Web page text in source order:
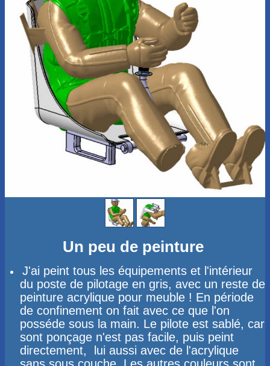
Un peu de peinture
J'ai peint tous les équipements et l'intérieur
du poste de pilotage en gris, avec un reste de
peinture acrylique pour meuble ! En période
de confinement on fait avec ce que l'on
posséde sous la main. Le pilote est sablé, car
sont ponçage n'est pas facile, puis peint
directement, lui aussi avec de l'acrylique